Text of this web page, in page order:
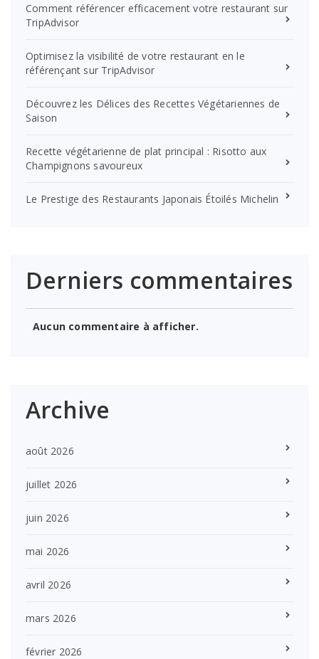
Comment référencer efficacement votre restaurant sur
TripAdvisor
Optimisez la visibilité de votre restaurant en le
référençant sur TripAdvisor
Découvrez les Délices des Recettes Végétariennes de
Saison
Recette végétarienne de plat principal : Risotto aux
Champignons savoureux
Le Prestige des Restaurants Japonais Étoilés Michelin
Derniers commentaires
Aucun commentaire à afficher.
Archive
août 2026
juillet 2026
juin 2026
mai 2026
avril 2026
mars 2026
février 2026